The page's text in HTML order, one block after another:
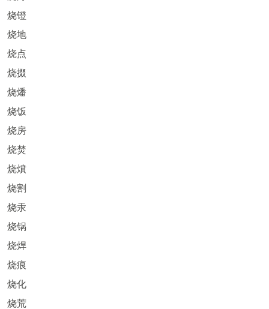
烧镫
烧地
烧点
烧掇
烧燔
烧饭
烧房
烧焚
烧燌
烧割
烧汞
烧锅
烧焊
烧痕
烧化
烧荒